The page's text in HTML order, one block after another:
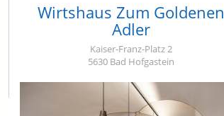
Wirtshaus Zum Goldenen
Adler
Kaiser-Franz-Platz 2
5630 Bad Hofgastein